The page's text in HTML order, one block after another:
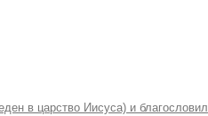
в царство Иисуса) и благословил